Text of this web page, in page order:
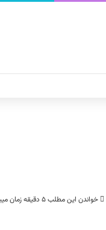
خواندن این مطلب ۵ دقیقه زمان میبرد